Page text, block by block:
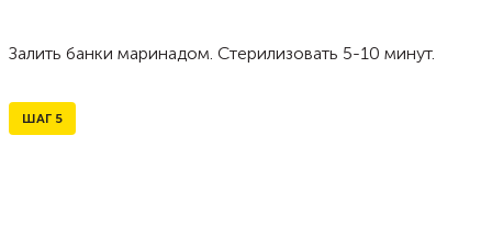
Залить банки маринадом. Стерилизовать 5-10 минут.
ШАГ 5